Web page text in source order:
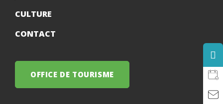
CULTURE
CONTACT
OFFICE DE TOURISME